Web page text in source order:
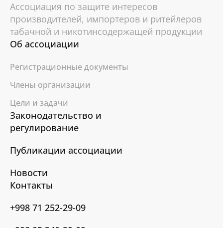
Ассоциация по защите интересов
производителей, импортеров и ритейлеров
табачной и никотинсодержащей продукции
Об ассоциации
Регистрационные документы
Члены организации
Цели и задачи
Законодательство и
регулирование
Публикации ассоциации
Новости
Контакты
+998 71 252-29-09